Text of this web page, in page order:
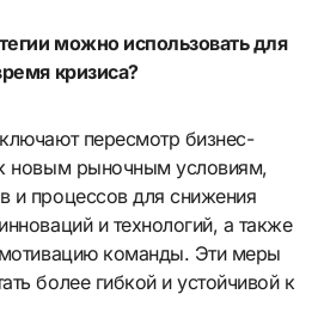
можно использовать для
кризиса?
пересмотр бизнес-
новым рыночным условиям,
и процессов для снижения
и технологий, а также
мотивацию команды. Эти меры
более гибкой и устойчивой к